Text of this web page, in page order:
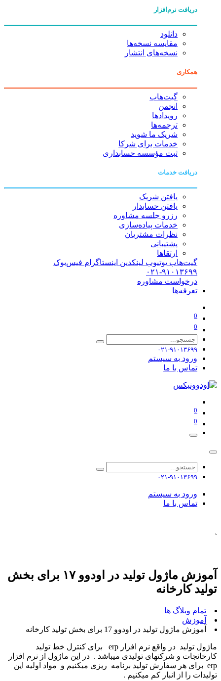
دریافت نرم‌افزار
دانلود
مقایسه نسخه‌ها
نسخه‌های انتشار
همکاری
گیت‌هاب
انجمن
رویدادها
ترجمه‌ها
شریک ما شوید
خدمات برای شرکا
ثبت مؤسسه حسابداری
دریافت خدمات
یافتن شریک
یافتن حسابدار
رزرو جلسه مشاوره
خدمات پیاده‌سازی
نظرات مشتریان
پشتیبانی
ارتقاها
گیت‌هاب یوتیوب لینکدین اینستاگرام فیس‌بوک
۰۲۱-۹۱۰۱۳۶۹۹
درخواست مشاوره
تعرفه‌ها
0
0
۰۲۱-۹۱۰۱۳۶۹۹
ورود به سیستم
تماس با ما
0
0
۰۲۱-۹۱۰۱۳۶۹۹
ورود به سیستم
تماس با ما
`
آموزش ماژول تولید در اودوو ۱۷ برای بخش
تولید کارخانه
تمام وبلاگ ها
آموزش
آموزش ماژول تولید در اودوو 17 برای بخش تولید کارخانه
ماژول تولید در واقع نرم افزار erp برای کنترل خط تولید
کارخانجات و شرکتهای تولیدی میباشد . در این ماژول از نرم افزار
erp برای هر سفارش تولید برنامه ریزی میکنیم و مواد اولیه این
تولیدات را از انبار کم میکنیم .